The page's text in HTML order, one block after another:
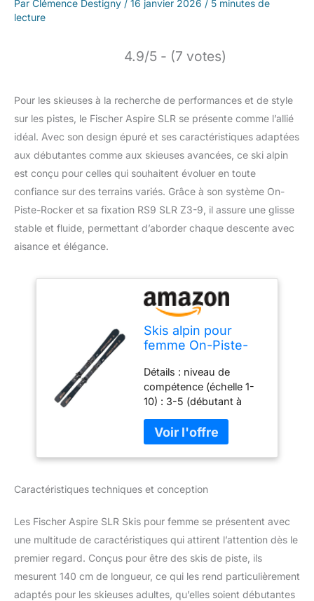
Par Clémence Destigny / 16 janvier 2026 / 5 minutes de
lecture
4.9/5 - (7 votes)
Pour les skieuses à la recherche de performances et de style
sur les pistes, le Fischer Aspire SLR se présente comme l’allié
idéal. Avec son design épuré et ses caractéristiques adaptées
aux débutantes comme aux skieuses avancées, ce ski alpin
est conçu pour celles qui souhaitent évoluer en toute
confiance sur des terrains variés. Grâce à son système On-
Piste-Rocker et sa fixation RS9 SLR Z3-9, il assure une glisse
stable et fluide, permettant d’aborder chaque descente avec
aisance et élégance.
Skis alpin pour
femme On-Piste-
Aspire SLR – 150 cm
– avec fixation RS9
SLR Z3–9 – Modèle
2024 – Ski tout-
terrain – Convient
pour les débutants
à avancés
Détails : niveau de
compétence (échelle 1-
10) : 3-5 (débutant à
Taille : 114-71-100 |
Rayon : 13 m (pour une
longueur de 155 cm) |
20 % Off | Longueur :
Power Construction |
Fiber Tech | On-Piste
Rocker | Plaque SLR2 |
Bases extrudées |
Diagonal Toe | FRP | AFS
Fixation : Fischer RS9
Caractéristiques techniques et conception
Les Fischer Aspire SLR Skis pour femme se présentent avec
une multitude de caractéristiques qui attirent l’attention dès le
premier regard. Conçus pour être des skis de piste, ils
mesurent 140 cm de longueur, ce qui les rend particulièrement
adaptés pour les skieuses adultes, qu’elles soient débutantes